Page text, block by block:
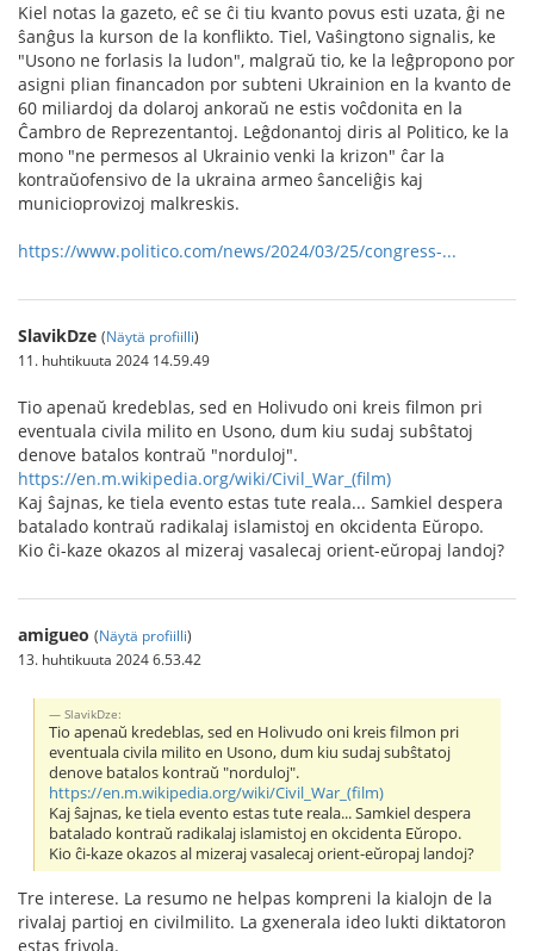
Kiel notas la gazeto, eĉ se ĉi tiu kvanto povus esti uzata, ĝi ne
ŝanĝus la kurson de la konflikto. Tiel, Vaŝingtono signalis, ke
"Usono ne forlasis la ludon", malgraŭ tio, ke la leĝpropono por
asigni plian financadon por subteni Ukrainion en la kvanto de
60 miliardoj da dolaroj ankoraŭ ne estis voĉdonita en la
Ĉambro de Reprezentantoj. Leĝdonantoj diris al Politico, ke la
mono "ne permesos al Ukrainio venki la krizon" ĉar la
kontraŭofensivo de la ukraina armeo ŝanceliĝis kaj
municioprovizoj malkreskis.
https://www.politico.com/news/2024/03/25/congress-...
SlavikDze (Näytä profiilli)
11. huhtikuuta 2024 14.59.49
Tio apenaŭ kredeblas, sed en Holivudo oni kreis filmon pri
eventuala civila milito en Usono, dum kiu sudaj subŝtatoj
denove batalos kontraŭ "norduloj".
https://en.m.wikipedia.org/wiki/Civil_War_(film)
Kaj ŝajnas, ke tiela evento estas tute reala... Samkiel despera
batalado kontraŭ radikalaj islamistoj en okcidenta Eŭropo.
Kio ĉi-kaze okazos al mizeraj vasalecaj orient-eŭropaj landoj?
amigueo (Näytä profiilli)
13. huhtikuuta 2024 6.53.42
SlavikDze:
Tio apenaŭ kredeblas, sed en Holivudo oni kreis filmon pri
eventuala civila milito en Usono, dum kiu sudaj subŝtatoj
denove batalos kontraŭ "norduloj".
https://en.m.wikipedia.org/wiki/Civil_War_(film)
Kaj ŝajnas, ke tiela evento estas tute reala... Samkiel despera
batalado kontraŭ radikalaj islamistoj en okcidenta Eŭropo.
Kio ĉi-kaze okazos al mizeraj vasalecaj orient-eŭropaj landoj?
Tre interese. La resumo ne helpas kompreni la kialojn de la
rivalaj partioj en civilmilito. La gxenerala ideo lukti diktatoron
estas frivola.